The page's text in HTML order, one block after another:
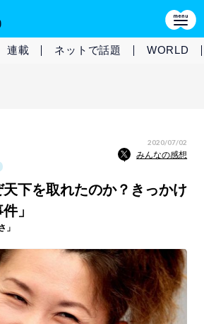
連載 ネットで話題 WORLD
2020/07/02
みんなの感想
下を取れたのか？きっかけ
」
」